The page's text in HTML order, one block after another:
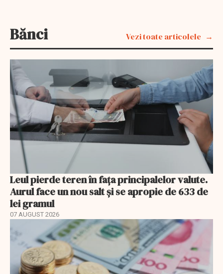
Bănci Vezi toate articolele
Leul pierde teren în fața principalelor valute.
Aurul face un nou salt și se apropie de 633 de
lei gramul
07 AUGUST 2026